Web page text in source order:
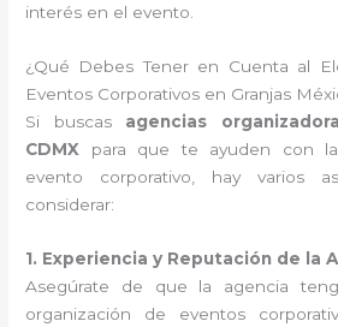
interés en el evento.
¿Qué Debes Tener en Cuenta al
Eventos Corporativos en Granjas
Si buscas agencias
CDMX para que te ayuden con
evento corporativo, hay varios
considerar:
1. Experiencia y Reputación de la
Asegúrate de que la agencia
organización de eventos